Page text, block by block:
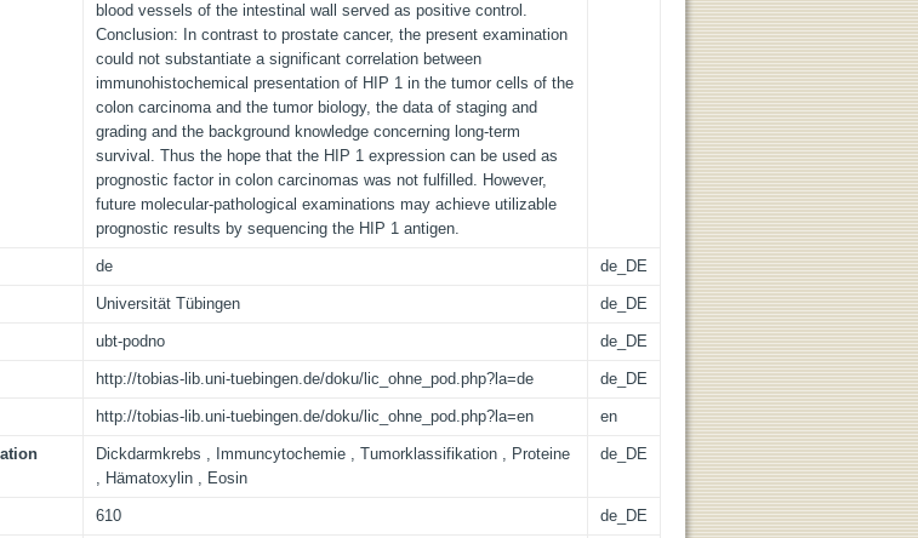
blood vessels of the intestinal wall served as positive control.
Conclusion: In contrast to prostate cancer, the present examination
could not substantiate a significant correlation between
immunohistochemical presentation of HIP 1 in the tumor cells of the
colon carcinoma and the tumor biology, the data of staging and
grading and the background knowledge concerning long-term
survival. Thus the hope that the HIP 1 expression can be used as
prognostic factor in colon carcinomas was not fulfilled. However,
future molecular-pathological examinations may achieve utilizable
prognostic results by sequencing the HIP 1 antigen.
de de_DE
Universität Tübingen de_DE
ubt-podno de_DE
http://tobias-lib.uni-tuebingen.de/doku/lic_ohne_pod.php?la=de de_DE
http://tobias-lib.uni-tuebingen.de/doku/lic_ohne_pod.php?la=en en
Dickdarmkrebs , Immuncytochemie , Tumorklassifikation , Proteine
, Hämatoxylin , Eosin
de_DE
610 de_DE